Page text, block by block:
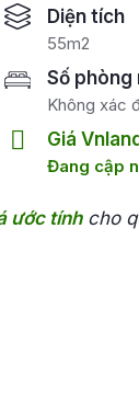
Diện tích
55m2
Số phòng
Không xác
Giá Vnland
Đang cập
ước tínhcho